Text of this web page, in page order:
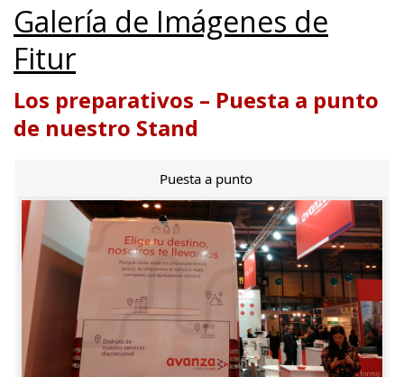
Galería de Imágenes de
Fitur
Los preparativos – Puesta a punto
de nuestro Stand
Puesta a punto